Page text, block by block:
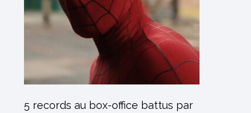
5 records au box-office battus par